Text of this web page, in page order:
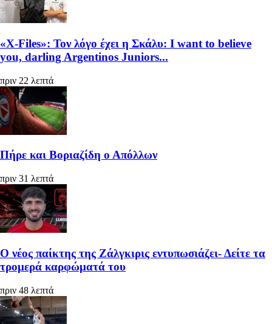
«X-Files»: Τον λόγο έχει η Σκάλυ: I want to believe
you, darling Argentinos Juniors...
πριν 22 λεπτά
Πήρε και Βοριαζίδη ο Απόλλων
πριν 31 λεπτά
Ο νέος παίκτης της Ζάλγκιρις εντυπωσιάζει- Δείτε τα
τρομερά καρφώματά του
πριν 48 λεπτά